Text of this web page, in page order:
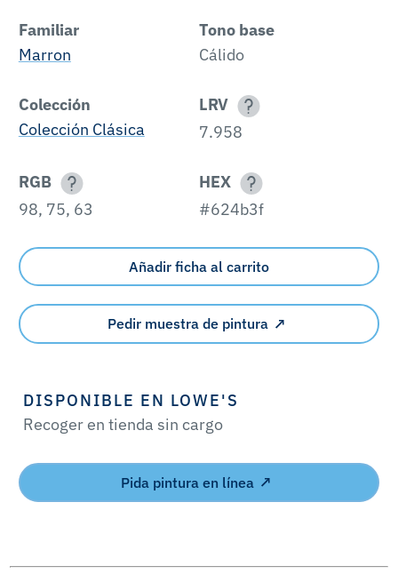
Familiar
Marron
Tono base
Cálido
Colección
Colección Clásica
LRV
7.958
RGB
98, 75, 63
HEX
#624b3f
Añadir ficha al carrito
Pedir muestra de pintura
DISPONIBLE EN LOWE'S
Recoger en tienda sin cargo
Pida pintura en línea